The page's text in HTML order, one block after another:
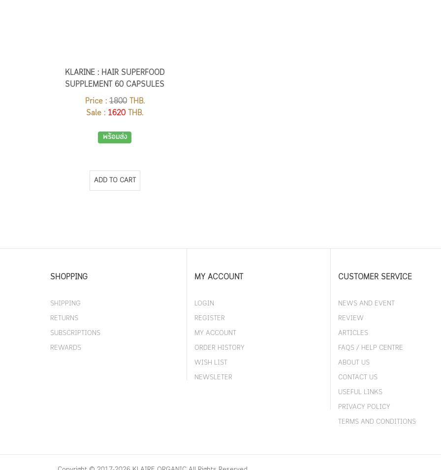
KLARINE : HAIR SUPERFOOD
SUPPLEMENT 60 CAPSULES
Price :1800THB.
Sale : 1620 THB.
พร้อมส่ง
ADD TO CART
SHOPPING
SHIPPING
RETURNS
SUBSCRIPTIONS
REWARDS
MY ACCOUNT
LOGIN
REGISTER
MY ACCOUNT
ORDER HISTORY
WISH LIST
NEWSLETER
CUSTOMER SERVICE
NEWS AND EVENT
REVIEW
ARTICLES
FAQS / HELP CENTRE
ABOUT US
CONTACT US
USEFUL LINKS
PRIVACY POLICY
TERMS AND CONDITIONS